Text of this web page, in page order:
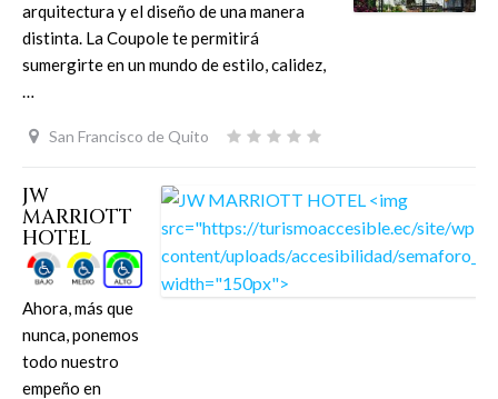
arquitectura y el diseño de una manera
distinta. La Coupole te permitirá
sumergirte en un mundo de estilo, calidez,
…
San Francisco de Quito
JW
MARRIOTT
HOTEL
Ahora, más que
nunca, ponemos
todo nuestro
empeño en